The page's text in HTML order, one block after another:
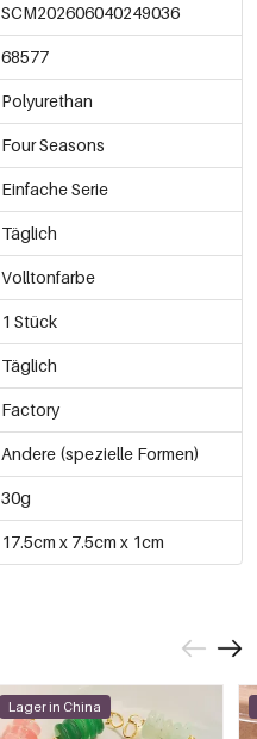
SCM202606040249036
68577
Polyurethan
Four Seasons
Einfache Serie
Täglich
Volltonfarbe
1 Stück
Täglich
Factory
Andere (spezielle Formen)
30g
17.5cm x 7.5cm x 1cm
Lager in China